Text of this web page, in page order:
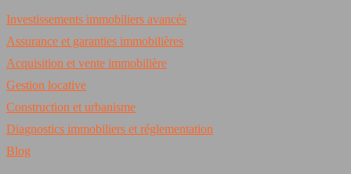
Investissements immobiliers avancés
Assurance et garanties immobilières
Acquisition et vente immobilière
Gestion locative
Construction et urbanisme
Diagnostics immobiliers et réglementation
Blog